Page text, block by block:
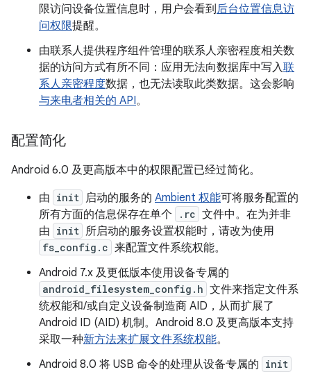
限访问设备位置信息时，用户会看到后台位置信息访
问权限提醒。
由联系人提供程序组件管理的联系人亲密程度相关数
据的访问方式有所不同：应用无法向数据库中写入联
系人亲密程度数据，也无法读取此类数据。这会影响
与来电者相关的 API。
配置简化
Android 6.0 及更高版本中的权限配置已经过简化。
由 init 启动的服务的 Ambient 权能可将服务配置的
所有方面的信息保存在单个
.rc 文件中。在为并非
由 init 所启动的服务设置权能时，请改为使用
fs_config.c 来配置文件系统权能。
Android 7.x 及更低版本使用设备专属的
android_filesystem_config.h 文件来指定文件系
统权能和/或自定义设备制造商 AID，从而扩展了
Android ID (AID) 机制。Android 8.0 及更高版本支持
采取一种新方法来扩展文件系统权能。
Android 8.0 将 USB 命令的处理从设备专属的 init